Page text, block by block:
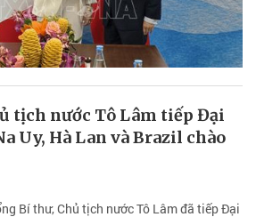
tịch nước Tô Lâm tiếp Đại
Uy, Hà Lan và Brazil chào
Bí thư, Chủ tịch nước Tô Lâm đã tiếp Đại